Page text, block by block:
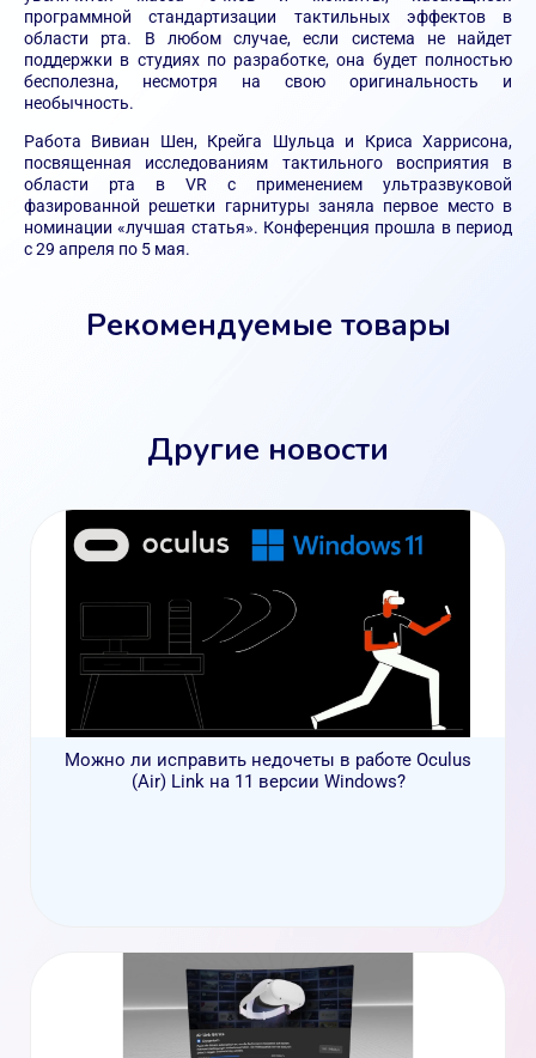
программной стандартизации тактильных эффектов в
области рта. В любом случае, если система не найдет
поддержки в студиях по разработке, она будет полностью
бесполезна, несмотря на свою оригинальность и
необычность.
Работа Вивиан Шен, Крейга Шульца и Криса Харрисона,
посвященная исследованиям тактильного восприятия в
области рта в VR с применением ультразвуковой
фазированной решетки гарнитуры заняла первое место в
номинации «лучшая статья». Конференция прошла в период
с 29 апреля по 5 мая.
Рекомендуемые товары
Другие новости
Можно ли исправить недочеты в работе Oculus
(Air) Link на 11 версии Windows?